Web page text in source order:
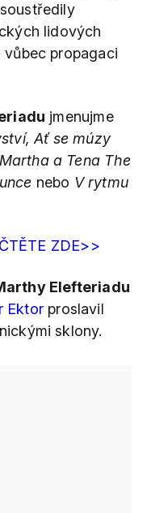
lidových
propagaci
jmenujme
Ať se múzy
a Tena The
nebo V rytmu
ZDE>>
Elefteriadu
Ektorproslavil
sklony.